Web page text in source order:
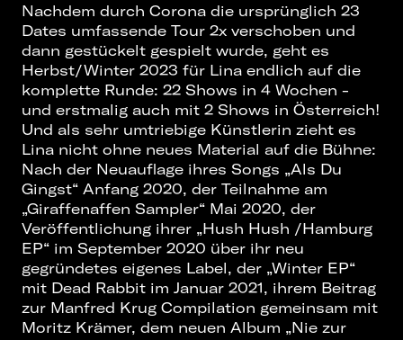
Nachdem durch Corona die ursprünglich 23
Dates umfassende Tour 2x verschoben und
dann gestückelt gespielt wurde, geht es
Herbst/Winter 2023 für Lina endlich auf die
komplette Runde: 22 Shows in 4 Wochen -
und erstmalig auch mit 2 Shows in Österreich!
Und als sehr umtriebige Künstlerin zieht es
Lina nicht ohne neues Material auf die Bühne:
Nach der Neuauflage ihres Songs „Als Du
Gingst“ Anfang 2020, der Teilnahme am
„Giraffenaffen Sampler“ Mai 2020, der
Veröffentlichung ihrer „Hush Hush /Hamburg
EP“ im September 2020 über ihr neu
gegründetes eigenes Label, der „Winter EP“
mit Dead Rabbit im Januar 2021, ihrem Beitrag
zur Manfred Krug Compilation gemeinsam mit
Moritz Krämer, dem neuen Album „Nie zur